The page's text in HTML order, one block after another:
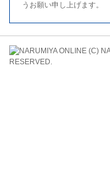
うお願い申し上げます。